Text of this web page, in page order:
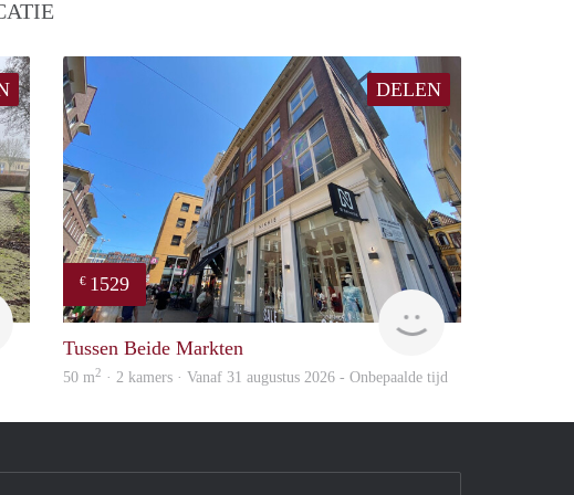
GrunoVerhuur
DELEN
€ 1529
GrunoVerhuur
Tussen Beide Markten
50 m2 · 2 kamers · Vanaf 31 augustus 2026 - Onbepaalde tijd